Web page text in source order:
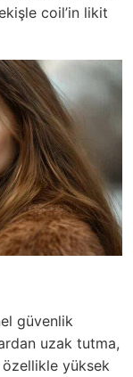
coil’in likit
güvenlik
uzak tutma,
özellikle yüksek